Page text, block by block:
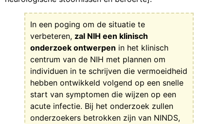
In een poging om de situatie te
verbeteren, zal NIH een klinisch
onderzoek ontwerpen in het klinisch
centrum van de NIH met plannen om
individuen in te schrijven die vermoeidheid
hebben ontwikkeld volgend op een snelle
start van symptomen die wijzen op een
acute infectie. Bij het onderzoek zullen
onderzoekers betrokken zijn van NINDS,